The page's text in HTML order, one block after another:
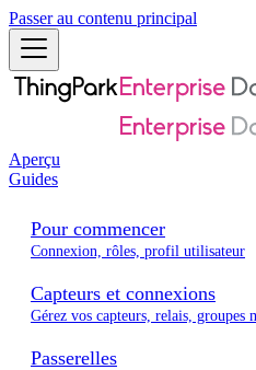
Passer au contenu principal
Aperçu
Guides
Pour commencer
Connexion, rôles, profil utilisateur
Capteurs et connexions
Gérez vos capteurs, relais, groupes
Passerelles